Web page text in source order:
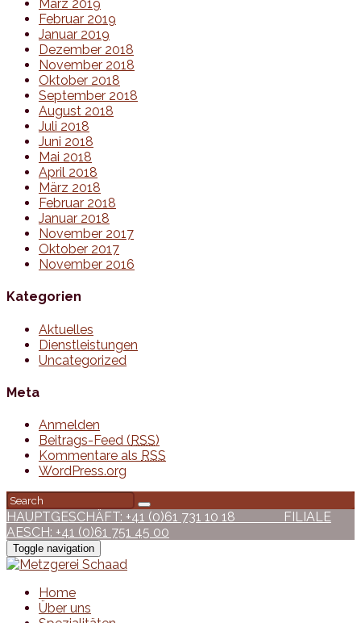
März 2019
Februar 2019
Januar 2019
Dezember 2018
November 2018
Oktober 2018
September 2018
August 2018
Juli 2018
Juni 2018
Mai 2018
April 2018
März 2018
Februar 2018
Januar 2018
November 2017
Oktober 2017
November 2016
Kategorien
Aktuelles
Dienstleistungen
Uncategorized
Meta
Anmelden
Beitrags-Feed (RSS)
Kommentare als RSS
WordPress.org
HAUPTGESCHÄFT: +41 (0)61 731 10 18 FILIALE
AESCH: +41 (0)61 751 45 00
Toggle navigation
Home
Über uns